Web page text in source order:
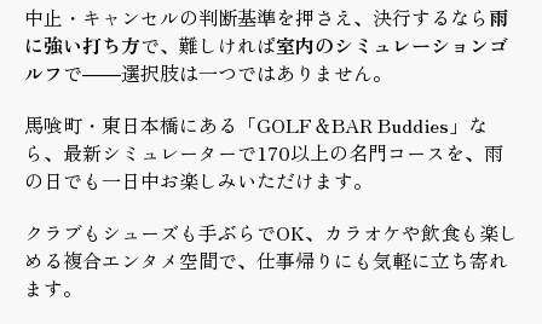
中止・キャンセルの判断基準を押さえ、決行するなら 雨
に強い打ち方で、難しければ室内のシミュレーションゴ
ルフで——選択肢は一つではありません。
馬喰町・東日本橋にある「GOLF＆BAR Buddies」な
ら、最新シミュレーターで170以上の名門コースを、雨
の日でも一日中お楽しみいただけます。
クラブもシューズも手ぶらでOK、カラオケや飲食も楽し
める複合エンタメ空間で、仕事帰りにも気軽に立ち寄れ
ます。